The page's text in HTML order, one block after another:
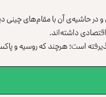
حاشیه‌ی آن با مقام‌های چینی
داشته‌اند.
است؛ هرچند که روسیه و